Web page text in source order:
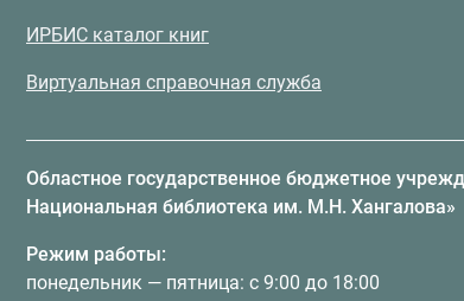
ИРБИС каталог книг
Виртуальная справочная служба
Областное государственное бюджетное
Национальная библиотека им. М.Н. Хангалова»
Режим работы:
понедельник — пятница: с 9:00 до 18:00